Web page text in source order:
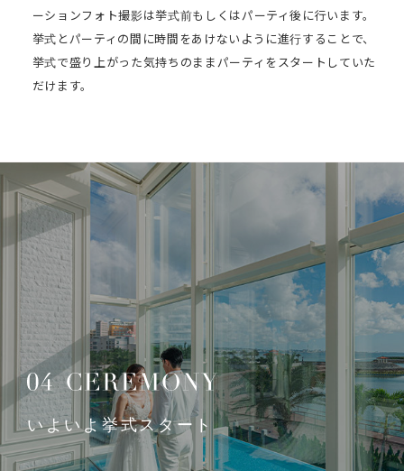
ーションフォト撮影は挙式前もしくはパーティ後に行います。
挙式とパーティの間に時間をあけないように進行することで、
挙式で盛り上がった気持ちのままパーティをスタートしていた
だけます。
いよいよ挙式スタート